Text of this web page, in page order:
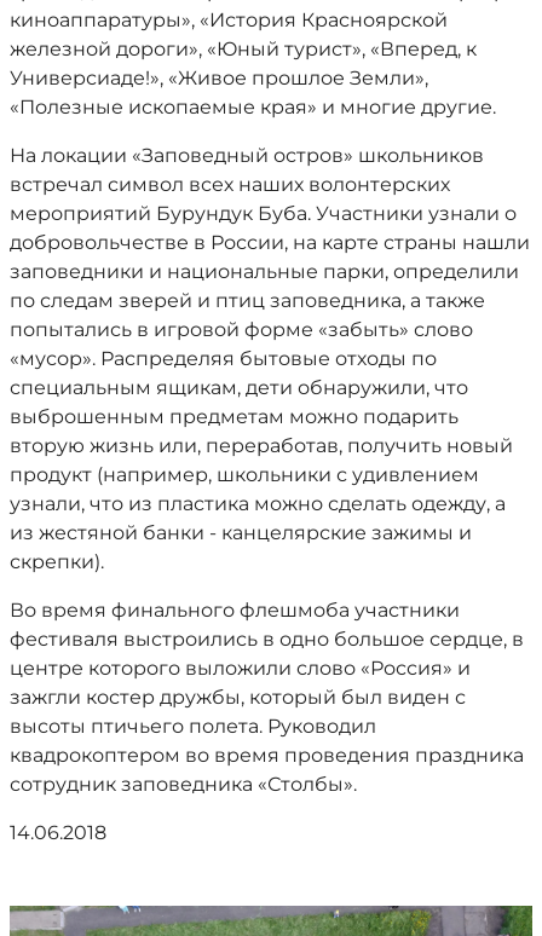
киноаппаратуры», «История Красноярской
железной дороги», «Юный турист», «Вперед, к
Универсиаде!», «Живое прошлое Земли»,
«Полезные ископаемые края» и многие другие.
На локации «Заповедный остров» школьников
встречал символ всех наших волонтерских
мероприятий Бурундук Буба. Участники узнали о
добровольчестве в России, на карте страны нашли
заповедники и национальные парки, определили
по следам зверей и птиц заповедника, а также
попытались в игровой форме «забыть» слово
«мусор». Распределяя бытовые отходы по
специальным ящикам, дети обнаружили, что
выброшенным предметам можно подарить
вторую жизнь или, переработав, получить новый
продукт (например, школьники с удивлением
узнали, что из пластика можно сделать одежду, а
из жестяной банки - канцелярские зажимы и
скрепки).
Во время финального флешмоба участники
фестиваля выстроились в одно большое сердце, в
центре которого выложили слово «Россия» и
зажгли костер дружбы, который был виден с
высоты птичьего полета. Руководил
квадрокоптером во время проведения праздника
сотрудник заповедника «Столбы».
14.06.2018